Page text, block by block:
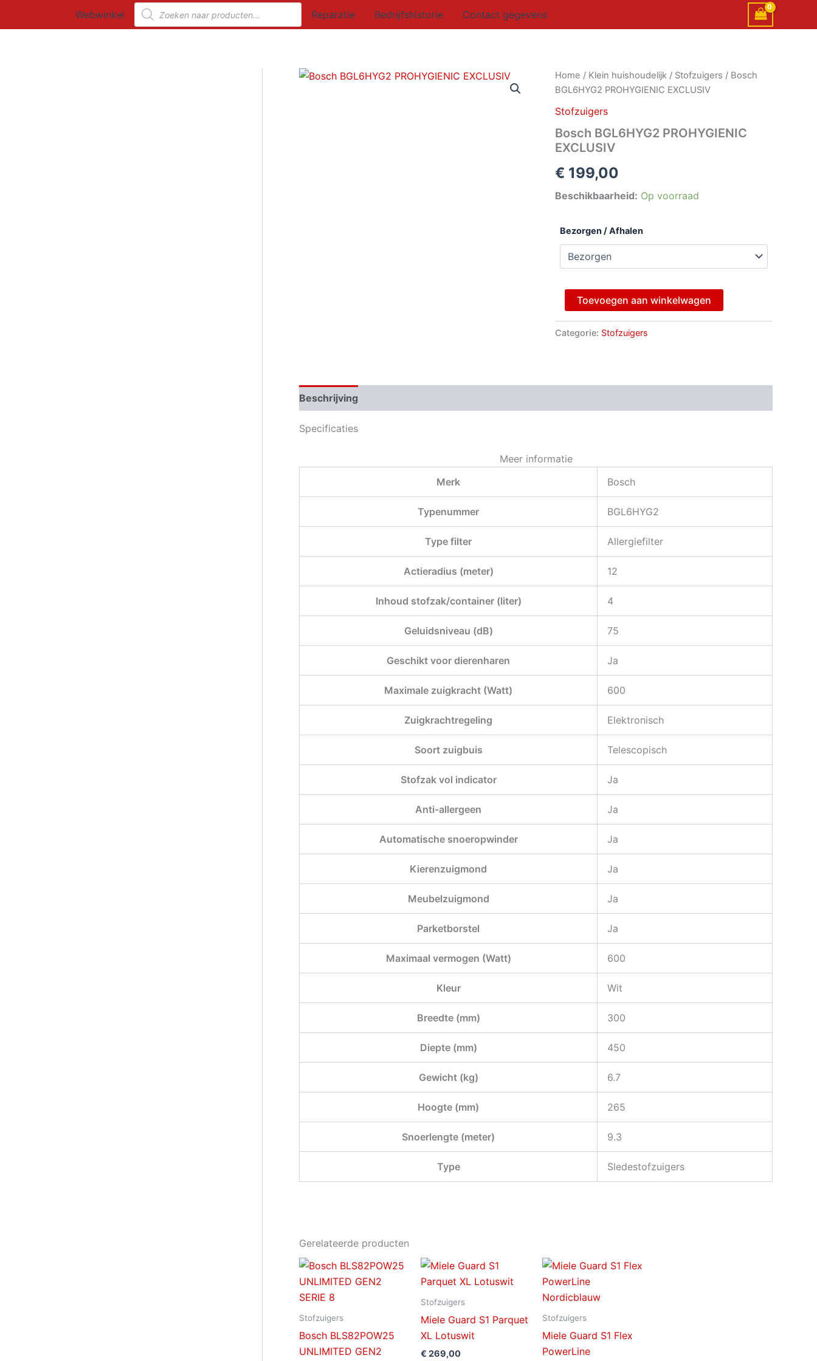
Webwinkel
Producten
zoeken
Reparatie Bedrijfshistorie Contact gegevens
Home / Klein huishoudelijk/ Stofzuigers / Bosch
BGL6HYG2 PROHYGIENIC EXCLUSIV
Stofzuigers
Bosch BGL6HYG2 PROHYGIENIC
EXCLUSIV
€ 199,00
Beschikbaarheid: Op voorraad
Bezorgen / Afhalen
Bosch
BGL6HYG2
EXCLUSIV
Toevoegen aan winkelwagen
Categorie: Stofzuigers
Beschrijving
Specificaties
Meer informatie
Merk
Bosch
Typenummer BGL6HYG2
Type filter Allergiefilter
Actieradius (meter) 12
Inhoud stofzak/container (liter) 4
Geluidsniveau (dB) 75
Geschikt voor dierenharen Ja
Maximale zuigkracht (Watt) 600
Zuigkrachtregeling Elektronisch
Soort zuigbuis Telescopisch
Stofzak vol indicator Ja
Anti-allergeen Ja
Automatische snoeropwinder Ja
Kierenzuigmond Ja
Meubelzuigmond Ja
Parketborstel Ja
Maximaal vermogen (Watt) 600
Kleur Wit
Breedte (mm) 300
Diepte (mm) 450
Gewicht (kg) 6.7
Hoogte (mm) 265
Snoerlengte (meter) 9.3
Type Sledestofzuigers
Gerelateerde producten
Stofzuigers
Bosch BLS82POW25
UNLIMITED GEN2
Stofzuigers
Miele Guard S1 Parquet
XL Lotuswit
€ 269,00
Stofzuigers
Miele Guard S1 Flex
PowerLine